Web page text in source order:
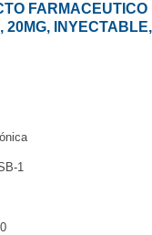
FARMACEUTICO
20MG, INYECTABLE,
1